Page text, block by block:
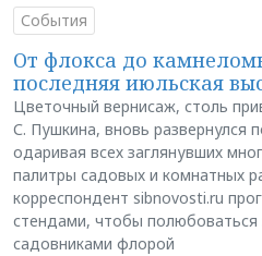
События
От флокса до
последняя июльская
Цветочный вернисаж, столь
С. Пушкина, вновь развернулся
одаривая всех заглянувших
палитры садовых и комнатных
корреспондент sibnovosti.ru
стендами, чтобы
садовниками флорой